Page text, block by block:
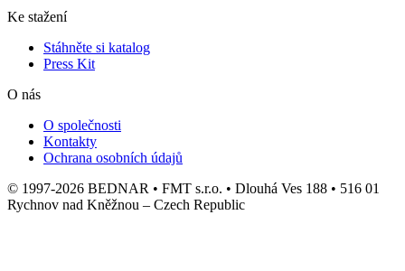
Ke stažení
Stáhněte si katalog
Press Kit
O nás
O společnosti
Kontakty
Ochrana osobních údajů
© 1997-2026 BEDNAR • FMT s.r.o. • Dlouhá Ves 188 • 516 01
Rychnov nad Kněžnou – Czech Republic